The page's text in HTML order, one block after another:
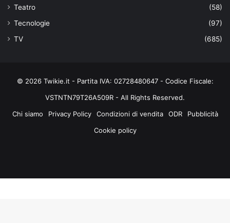
Teatro
(58)
Tecnologie
(97)
TV
(685)
© 2026 Twikie.it - Partita IVA: 02728480647 - Codice Fiscale:
VSTNTN79T26A509R - All Rights Reserved.
Chi siamo
Privacy Policy Condizioni di vendita ODR
Pubblicità
Cookie policy
Tube